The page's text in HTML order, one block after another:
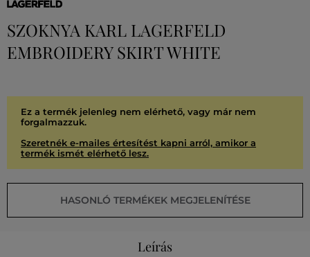
SZOKNYA KARL LAGERFELD
EMBROIDERY SKIRT WHITE
Ez a termék jelenleg nem elérhető, vagy már nem
forgalmazzuk.
Szeretnék e-mailes értesítést kapni arról, amikor a
termék ismét elérhető lesz.
HASONLÓ TERMÉKEK MEGJELENÍTÉSE
Leírás